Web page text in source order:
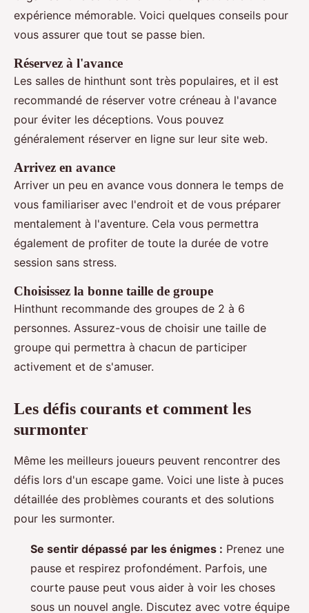
expérience mémorable. Voici quelques conseils pour
vous assurer que tout se passe bien.
Réservez à l'avance
Les salles de hinthunt sont très populaires, et il est
recommandé de réserver votre créneau à l'avance
pour éviter les déceptions. Vous pouvez
généralement réserver en ligne sur leur site web.
Arrivez en avance
Arriver un peu en avance vous donnera le temps de
vous familiariser avec l'endroit et de vous préparer
mentalement à l'aventure. Cela vous permettra
également de profiter de toute la durée de votre
session sans stress.
Choisissez la bonne taille de groupe
Hinthunt recommande des groupes de 2 à 6
personnes. Assurez-vous de choisir une taille de
groupe qui permettra à chacun de participer
activement et de s'amuser.
Les défis courants et comment les
surmonter
Même les meilleurs joueurs peuvent rencontrer des
défis lors d'un escape game. Voici une liste à puces
détaillée des problèmes courants et des solutions
pour les surmonter.
Se sentir dépassé par les énigmes : Prenez une
pause et respirez profondément. Parfois, une
courte pause peut vous aider à voir les choses
sous un nouvel angle. Discutez avec votre équipe